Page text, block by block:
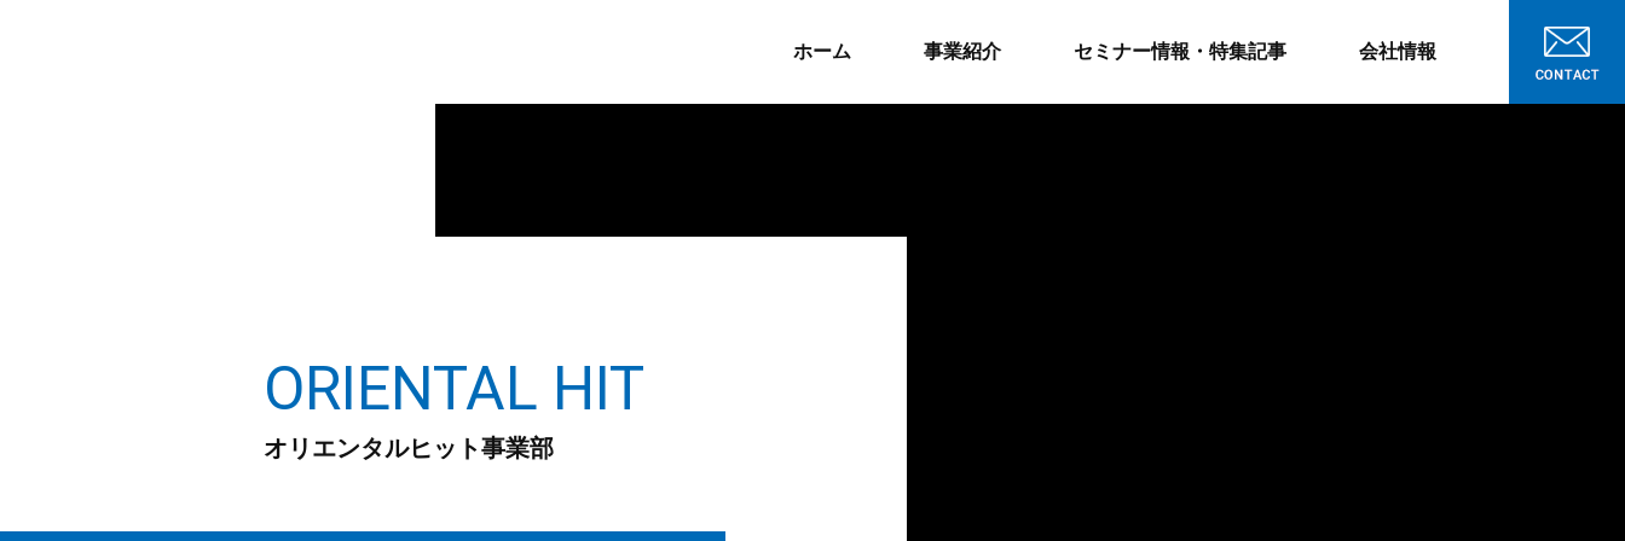
ホーム 事業紹介 セミナー情報・特集記事 会社情報
ORIENTAL HIT
オリエンタルヒット事業部